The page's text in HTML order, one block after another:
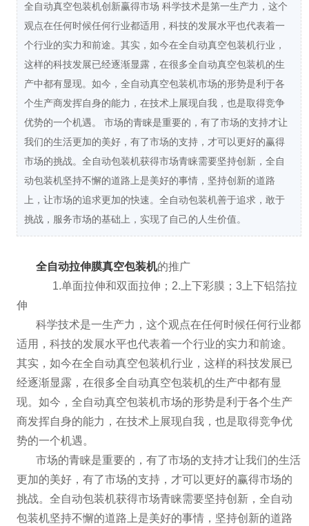
全自动真空包装机创新赢得市场 科学技术是第一生产力，这个
观点在任何时候任何行业都适用，科技的发展水平也代表着一
个行业的实力和前途。其实，如今在全自动真空包装机行业，
这样的科技发展已经逐渐显露，在很多全自动真空包装机的生
产中都有显现。如今，全自动真空包装机市场的形势是利于各
个生产商发挥自身的能力，在技术上展现自我，也是取得竞争
优势的一个机遇。 市场的青睐是重要的，有了市场的支持才让
我们的生活更加的美好，有了市场的支持，才可以更好的赢得
市场的挑战。全自动包装机获得市场青睐需要坚持创新，全自
动包装机坚持不懈的道路上是美好的事情，坚持创新的道路
上，让市场的追求更加的快速。全自动包装机善于追求，敢于
挑战，服务市场的基础上，实现了自己的人生价值。
全自动拉伸膜真空包装机的推广
1.单面拉伸和双面拉伸；2.上下彩膜；3上下铝箔拉
伸
科学技术是一生产力，这个观点在任何时候任何行业都
适用，科技的发展水平也代表着一个行业的实力和前途。
其实，如今在全自动真空包装机行业，这样的科技发展已
经逐渐显露，在很多全自动真空包装机的生产中都有显
现。如今，全自动真空包装机市场的形势是利于各个生产
商发挥自身的能力，在技术上展现自我，也是取得竞争优
势的一个机遇。
市场的青睐是重要的，有了市场的支持才让我们的生活
更加的美好，有了市场的支持，才可以更好的赢得市场的
挑战。全自动包装机获得市场青睐需要坚持创新，全自动
包装机坚持不懈的道路上是美好的事情，坚持创新的道路